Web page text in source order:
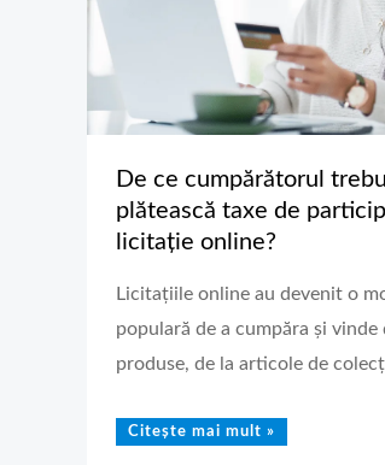
De ce cumpărătorul
plătească taxe de
licitație online?
Licitațiile online au devenit o
populară de a cumpăra și vinde
produse, de la articole de
Citește mai mult »